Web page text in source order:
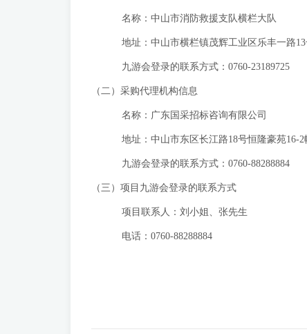
名称：中山市消防救援支队横栏大队
地址：中山市横栏镇茂辉工业区乐丰一路13
九游会登录的联系方式：0760-23189725
（二）采购代理机构信息
名称：广东国采招标咨询有限公司
地址：中山市东区长江路18号恒隆豪苑16-2
九游会登录的联系方式：0760-88288884
（三）项目九游会登录的联系方式
项目联系人：刘小姐、张先生
电话：0760-88288884